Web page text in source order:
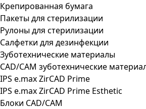
Крепированная бумага
Пакеты для стерилизации
Рулоны для стерилизации
Салфетки для дезинфекции
Зуботехнические материалы
CAD/CAM зуботехнические
IPS e.max ZirCAD Prime
IPS e.max ZirCAD Prime Esthetic
Блоки CAD/CAM